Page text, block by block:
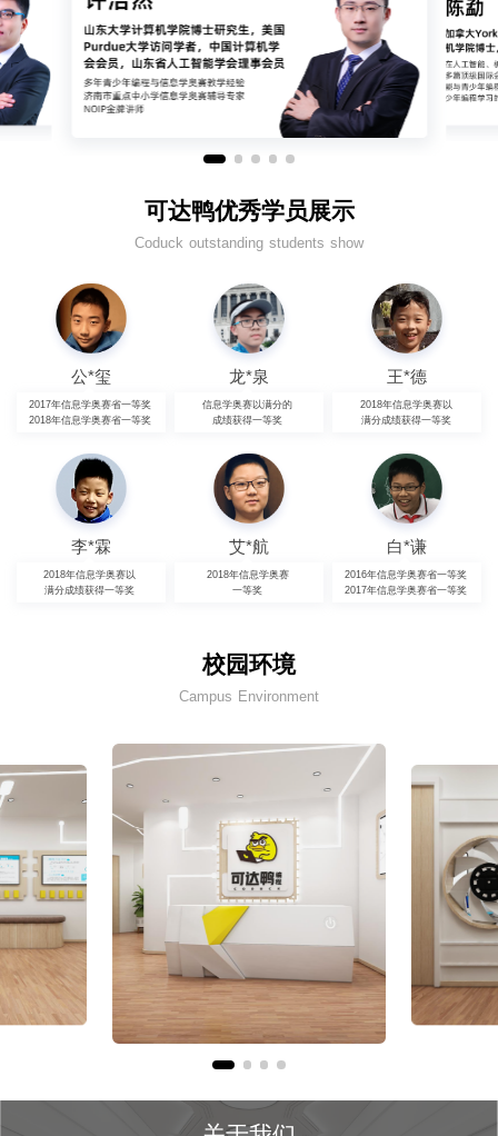
可达鸭优秀学员展示
Coduck outstanding students show
公*玺
2017年信息学奥赛省一等奖
2018年信息学奥赛省一等奖
龙*泉
信息学奥赛以满分的
成绩获得一等奖
王*德
2018年信息学奥赛以
满分成绩获得一等奖
李*霖
2018年信息学奥赛以
满分成绩获得一等奖
艾*航
2018年信息学奥赛
一等奖
白*谦
2016年信息学奥赛省一等奖
2017年信息学奥赛省一等奖
校园环境
Campus Environment